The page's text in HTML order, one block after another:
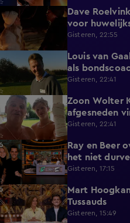
1:37
Dave
voor
Gisteren, 22:55
1:16
Louis van
als
Gisteren, 22:41
0:59
Zoon Wolter
afgesneden
Gisteren, 22:41
1:45
Ray en Beer
het niet
Gisteren, 17:15
1:59
Mart
Tussauds
Gisteren, 15:49